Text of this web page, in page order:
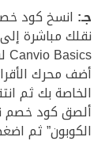
جـ: انسخ كود
Canvio Basics لشرائها.
أضف محرك
الخاصة بك ثم
ألصق كود خصم
الكوبون” ثم